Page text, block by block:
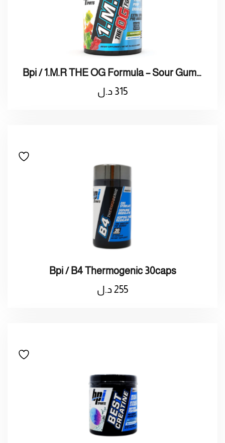
Bpi / 1.M.R THE OG Formula – Sour Gummy 345g
315 د.ل
Bpi / B4 Thermogenic 30caps
255د.ل